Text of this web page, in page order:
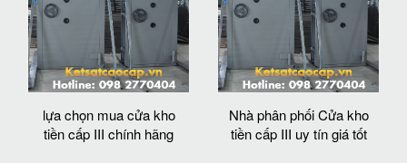
lựa chọn mua cửa kho
tiền cấp III chính hãng
Nhà phân phối Cửa kho
tiền cấp III uy tín giá tốt